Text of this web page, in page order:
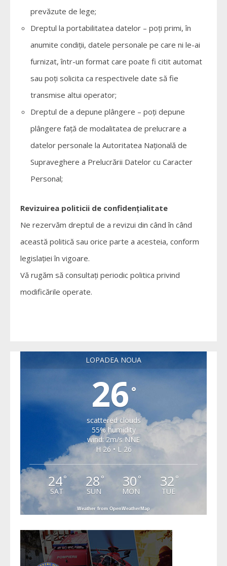
prevăzute de lege;
Dreptul la portabilitatea datelor – poți primi, în
anumite condiții, datele personale pe care ni le-ai
furnizat, într-un format care poate fi citit automat
sau poți solicita ca respectivele date să fie
transmise altui operator;
Dreptul de a depune plângere – poți depune
plângere față de modalitatea de prelucrare a
datelor personale la Autoritatea Națională de
Supraveghere a Prelucrării Datelor cu Caracter
Personal;
Revizuirea politicii de confidențialitate
Ne rezervăm dreptul de a revizui din când în când
această politică sau orice parte a acesteia, conform
legislației în vigoare.
Vă rugăm să consultați periodic politica privind
modificările operate.
LOPADEA NOUA
26 °
scattered clouds
55% humidity
wind: 2m/s NNE
H 26 • L 26
24°
SAT
28 °
SUN
30 °
MON
32 °
TUE
Weather from OpenWeatherMap